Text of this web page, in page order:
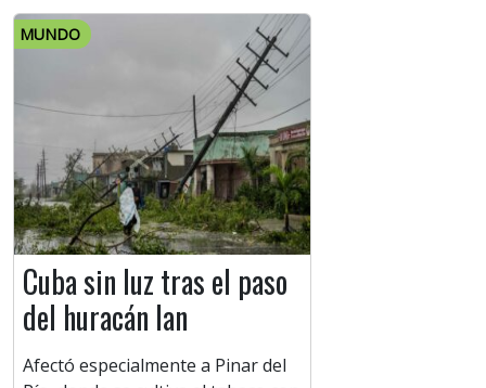
MUNDO
Cuba sin luz tras el paso
del huracán Ian
Afectó especialmente a Pinar del